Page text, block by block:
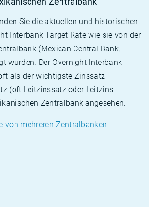
Zentralbank
Sie die aktuellen und historischen
Interbank Target Rate wie sie von der
(Mexican Central Bank,
wurden. Der Overnight Interbank
als der wichtigste Zinssatz
(oft Leitzinssatz oder Leitzins
Zentralbank angesehen.
von mehreren Zentralbanken